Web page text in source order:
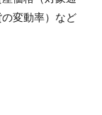
変動率）など